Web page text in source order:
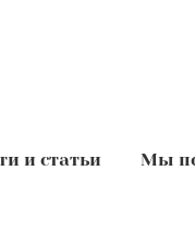
и статьи Мы